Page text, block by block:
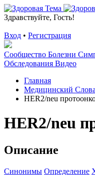
Здравствуйте, Гость!
Вход • Регистрация
Сообщество Болезни
Обследования Видео
Главная
Медицинский
HER2/neu
HER2/neu
Описание
Синонимы Определение